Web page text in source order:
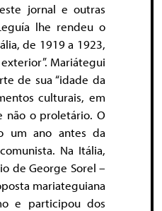
jornal e outras
lhe rendeu o
de 1919 a 1923,
Mariátegui
de sua “idade da
culturais, em
não o proletário. O
um ano antes da
Na Itália,
de George Sorel –
mariateguiana
e participou dos